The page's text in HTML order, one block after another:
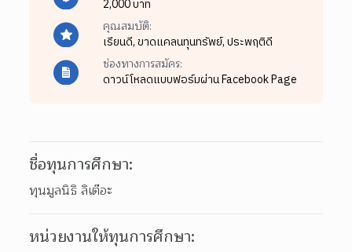
2,000 บาท
คุณสมบัติ:
เรียนดี,ขาดแคลนทุนทรัพย์,ประพฤติดี
ช่องทางการสมัคร:
ดาวน์โหลดแบบฟอร์มผ่าน Facebook Page
ชื่อทุนการศึกษา:
ทุนมูลนิธิ ลิเต๊อะ
หน่วยงานให้ทุนการศึกษา: